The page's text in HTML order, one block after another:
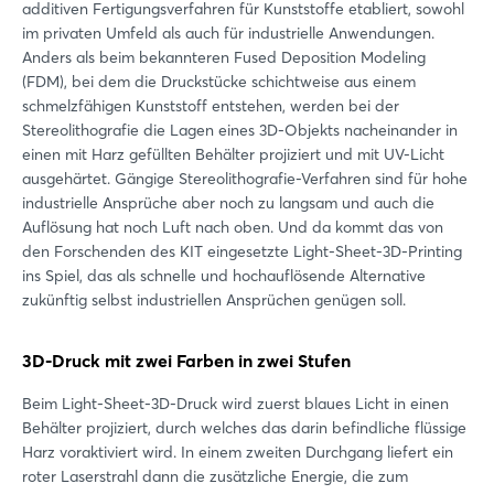
additiven Fertigungsverfahren für Kunststoffe etabliert, sowohl
im privaten Umfeld als auch für industrielle Anwendungen.
Anders als beim bekannteren Fused Deposition Modeling
(FDM), bei dem die Druckstücke schichtweise aus einem
schmelzfähigen Kunststoff entstehen, werden bei der
Stereolithografie die Lagen eines 3D-Objekts nacheinander in
einen mit Harz gefüllten Behälter projiziert und mit UV-Licht
ausgehärtet. Gängige Stereolithografie-Verfahren sind für hohe
industrielle Ansprüche aber noch zu langsam und auch die
Auflösung hat noch Luft nach oben. Und da kommt das von
den Forschenden des KIT eingesetzte Light-Sheet-3D-Printing
ins Spiel, das als schnelle und hochauflösende Alternative
zukünftig selbst industriellen Ansprüchen genügen soll.
3D-Druck mit zwei Farben in zwei Stufen
Beim Light-Sheet-3D-Druck wird zuerst blaues Licht in einen
Behälter projiziert, durch welches das darin befindliche flüssige
Harz voraktiviert wird. In einem zweiten Durchgang liefert ein
roter Laserstrahl dann die zusätzliche Energie, die zum